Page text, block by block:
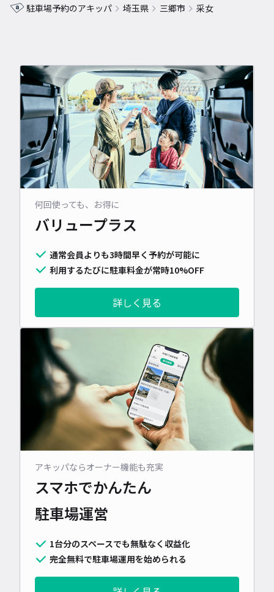
駐車場予約のアキッパ 埼玉県 三郷市 采女
何回使っても、お得に
バリュープラス
通常会員よりも3時間早く予約が可能に
利用するたびに駐車料金が常時10%OFF
詳しく見る
アキッパならオーナー機能も充実
スマホでかんたん
駐車場運営
1台分のスペースでも無駄なく収益化
完全無料で駐車場運用を始められる